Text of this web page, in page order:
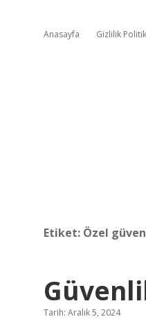
Anasayfa Gizlilik
Etiket: Özel
Tarih: Aralık 5, 2024